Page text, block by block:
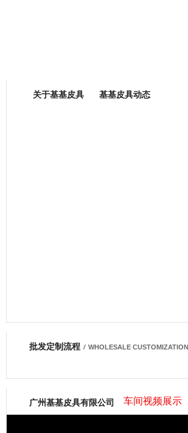
网商会会员
关于基基皮具 基基皮具动态
批发定制流程 / WHOLESALE
广州基基皮具有限公司 车间视频展示